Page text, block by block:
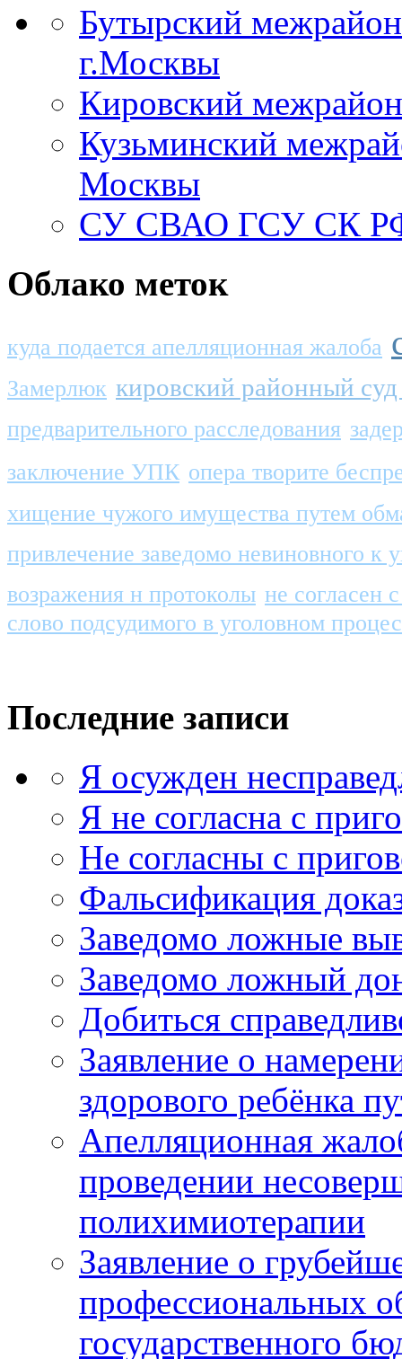
Бутырский
г.Москвы
Кировский
Кузьминский
Москвы
СУ СВАО ГСУ СК
Облако меток
куда подается апелляционная жалоба
Замерлюк кировский районный суд
предварительного расследования
заключение УПК опера творите
хищение чужого имущества путем
привлечение заведомо невиновного к
возражения н протоколы не согласен
слово подсудимого в уголовном
Последние записи
Я осужден
Я не согласна с
Не согласны с
Фальсификация
Заведомо ложные
Заведомо ложный
Добиться
Заявление о
здорового ребёнка
Апелляционная
проведении
полихимиотерапии
Заявление о
профессиональных
государственного